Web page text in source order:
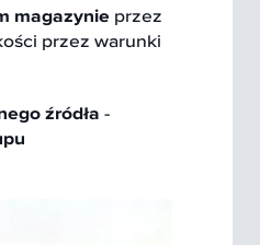
magazynie przez
przez warunki
źródła -